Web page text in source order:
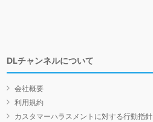
DLチャンネルについて
会社概要
利用規約
カスタマーハラスメントに対する行動指針